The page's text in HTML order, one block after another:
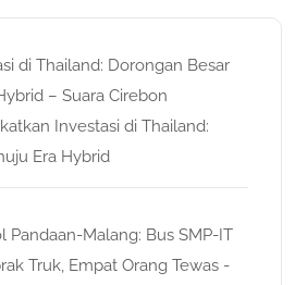
di Thailand: Dorongan Besar
– Suara Cirebon
Investasi di Thailand:
Era Hybrid
Pandaan-Malang: Bus SMP-IT
Truk, Empat Orang Tewas -